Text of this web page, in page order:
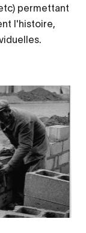
permettant
l'histoire,